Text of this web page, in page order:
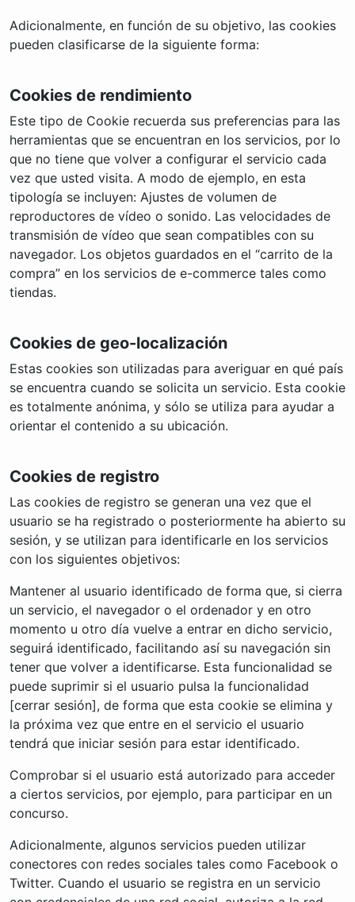
Adicionalmente, en función de su objetivo, las cookies
pueden clasificarse de la siguiente forma:
Cookies de rendimiento
Este tipo de Cookie recuerda sus preferencias para las
herramientas que se encuentran en los servicios, por lo
que no tiene que volver a configurar el servicio cada
vez que usted visita. A modo de ejemplo, en esta
tipología se incluyen: Ajustes de volumen de
reproductores de vídeo o sonido. Las velocidades de
transmisión de vídeo que sean compatibles con su
navegador. Los objetos guardados en el “carrito de la
compra” en los servicios de e-commerce tales como
tiendas.
Cookies de geo-localización
Estas cookies son utilizadas para averiguar en qué país
se encuentra cuando se solicita un servicio. Esta cookie
es totalmente anónima, y sólo se utiliza para ayudar a
orientar el contenido a su ubicación.
Cookies de registro
Las cookies de registro se generan una vez que el
usuario se ha registrado o posteriormente ha abierto su
sesión, y se utilizan para identificarle en los servicios
con los siguientes objetivos:
Mantener al usuario identificado de forma que, si cierra
un servicio, el navegador o el ordenador y en otro
momento u otro día vuelve a entrar en dicho servicio,
seguirá identificado, facilitando así su navegación sin
tener que volver a identificarse. Esta funcionalidad se
puede suprimir si el usuario pulsa la funcionalidad
[cerrar sesión], de forma que esta cookie se elimina y
la próxima vez que entre en el servicio el usuario
tendrá que iniciar sesión para estar identificado.
Comprobar si el usuario está autorizado para acceder
a ciertos servicios, por ejemplo, para participar en un
concurso.
Adicionalmente, algunos servicios pueden utilizar
conectores con redes sociales tales como Facebook o
Twitter. Cuando el usuario se registra en un servicio